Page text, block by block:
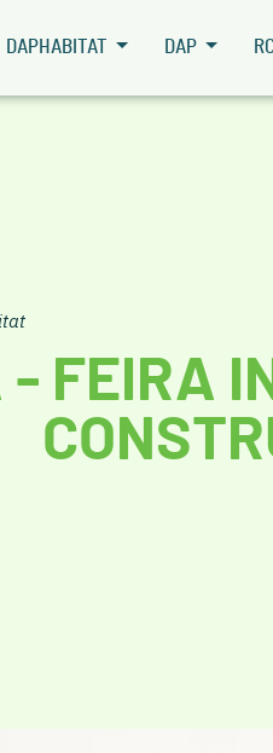
DAPHABITAT DAP
- FEIRA